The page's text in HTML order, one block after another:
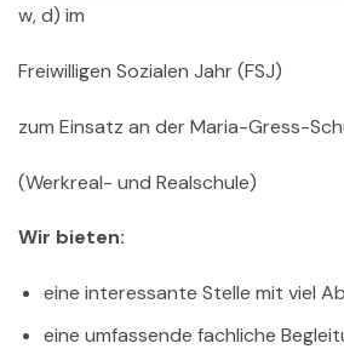
w, d) im
Freiwilligen Sozialen Jahr (FSJ)
zum Einsatz an der Maria-Gress-
(Werkreal- und Realschule)
Wir bieten:
eine interessante Stelle mit viel
eine umfassende fachliche